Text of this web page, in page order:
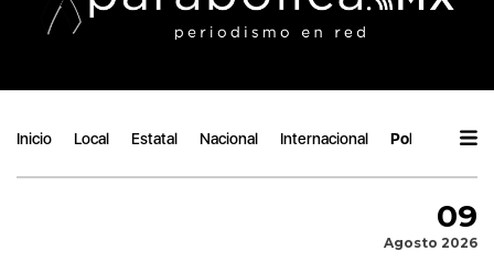
Inicio Local Estatal Nacional Internacional Política
09
Agosto 2026